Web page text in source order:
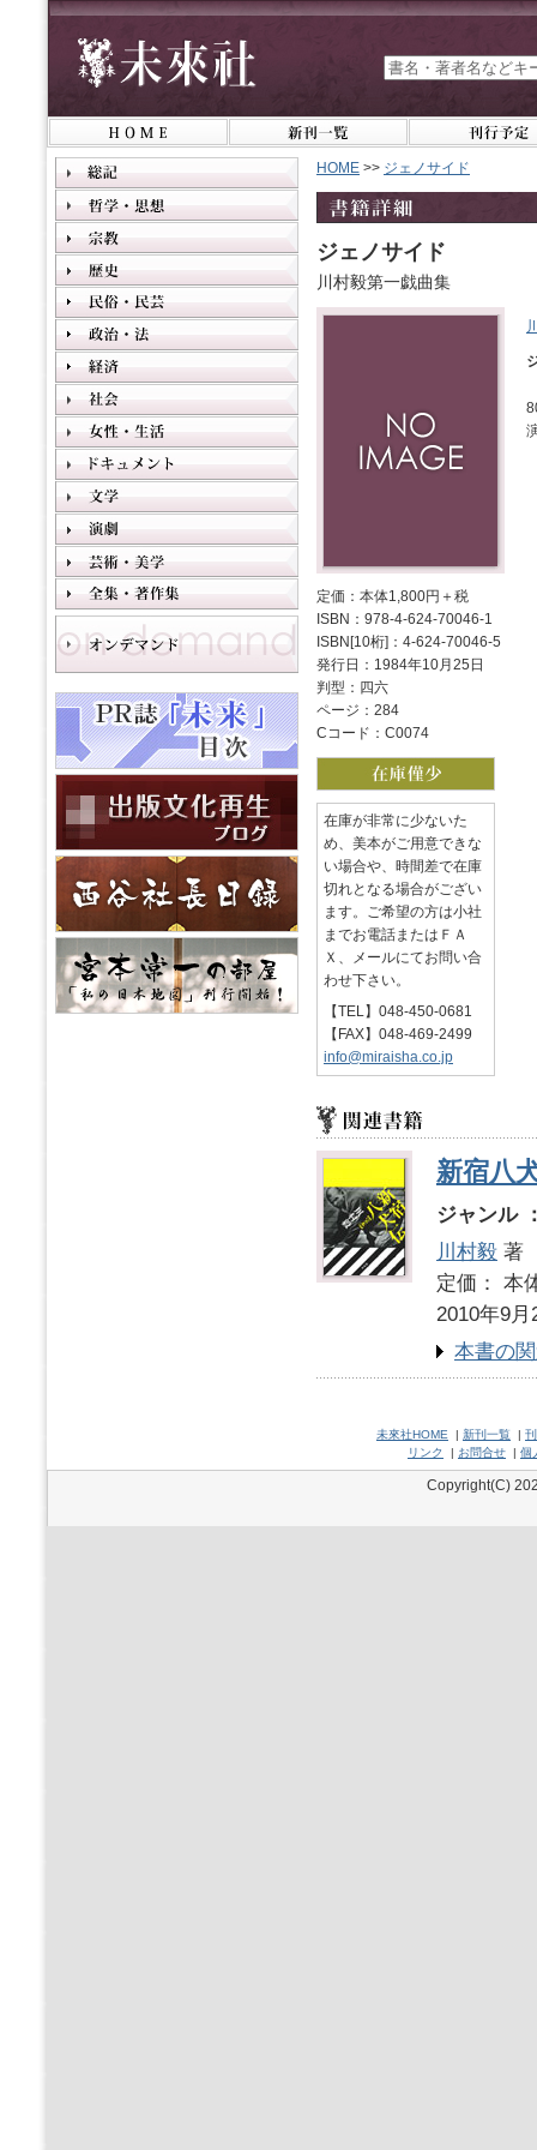
HOME >> ジェノサイド
ジェノサイド
川村毅第一戯曲集
定価：本体1,800円＋税
ISBN：978-4-624-70046-1
ISBN[10桁]：4-624-70046-5
発行日：1984年10月25日
判型：四六
ページ：284
Cコード：C0074
在庫が非常に少ないた
め、美本がご用意できな
い場合や、時間差で在庫
切れとなる場合がござい
ます。ご希望の方は小社
までお電話またはＦＡ
Ｘ、メールにてお問い合
わせ下さい。
【TEL】048-450-0681
【FAX】048-469-2499
info@miraisha.co.jp
新宿八
ジャンル
川村毅 著
定価：
2010年9月
本書の
未來社HOME | 新刊一覧 |
リンク
| お問合せ | 個
Copyright(C)